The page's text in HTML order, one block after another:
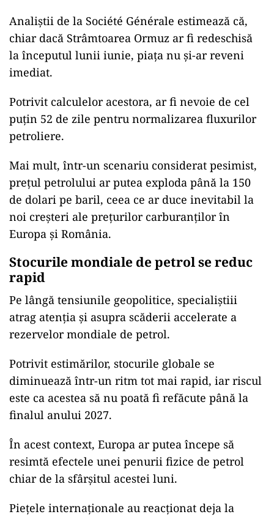
Analiștii de la Société Générale estimează că,
chiar dacă Strâmtoarea Ormuz ar fi redeschisă
la începutul lunii iunie, piața nu și-ar reveni
imediat.
Potrivit calculelor acestora, ar fi nevoie de cel
puțin 52 de zile pentru normalizarea fluxurilor
petroliere.
Mai mult, într-un scenariu considerat pesimist,
prețul petrolului ar putea exploda până la 150
de dolari pe baril, ceea ce ar duce inevitabil la
noi creșteri ale prețurilor carburanților în
Europa și România.
Stocurile mondiale de petrol se reduc
rapid
Pe lângă tensiunile geopolitice, specialiștiii
atrag atenția și asupra scăderii accelerate a
rezervelor mondiale de petrol.
Potrivit estimărilor, stocurile globale se
diminuează într-un ritm tot mai rapid, iar riscul
este ca acestea să nu poată fi refăcute până la
finalul anului 2027.
În acest context, Europa ar putea începe să
resimtă efectele unei penurii fizice de petrol
chiar de la sfârșitul acestei luni.
Piețele internaționale au reacționat deja la